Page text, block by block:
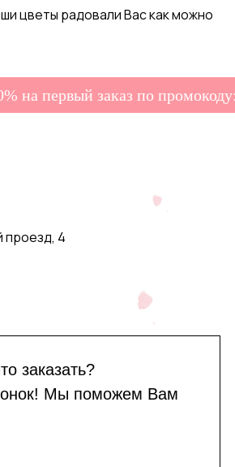
цветы радовали Вас как можно
на первый заказ по промокоду:
Мы поможем Вам
заказать?
проезд, 4